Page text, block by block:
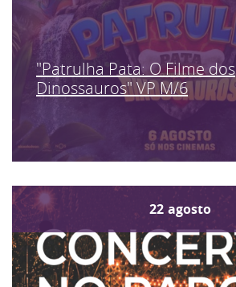
"Patrulha Pata: O Filme dos
Dinossauros" VP M/6
22 agosto